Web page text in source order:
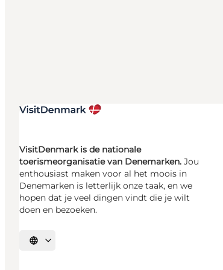
VisitDenmark is de nationale
toerismeorganisatie van Denemarken. Jou
enthousiast maken voor al het moois in
Denemarken is letterlijk onze taak, en we
hopen dat je veel dingen vindt die je wilt
doen en bezoeken.
Selecteer taal